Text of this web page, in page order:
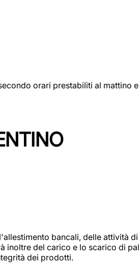
orari prestabiliti al mattino
bancali, delle attività
del carico e lo scarico di
dei prodotti.